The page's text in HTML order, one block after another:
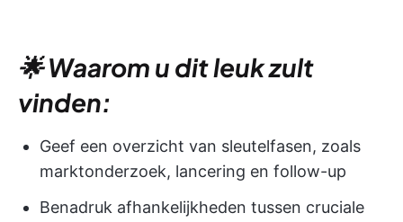
🌟 Waarom u dit leuk zult
vinden:
Geef een overzicht van sleutelfasen, zoals
marktonderzoek, lancering en follow-up
Benadruk afhankelijkheden tussen cruciale